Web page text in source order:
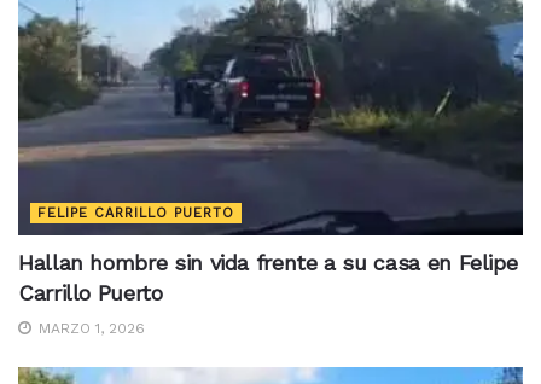
FELIPE CARRILLO PUERTO
Hallan hombre sin vida frente a su casa en Felipe
Carrillo Puerto
MARZO 1, 2026